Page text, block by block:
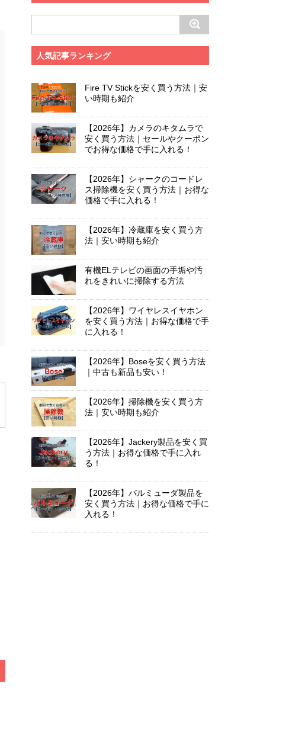
人気記事ランキング
Fire TV Stickを安く買う方法｜安
い時期も紹介
【2026年】カメラのキタムラで
安く買う方法｜セールやクーポン
でお得な価格で手に入れる！
【2026年】シャークのコードレ
ス掃除機を安く買う方法｜お得な
価格で手に入れる！
【2026年】冷蔵庫を安く買う方
法｜安い時期も紹介
有機ELテレビの画面の手垢や汚
れをきれいに掃除する方法
【2026年】ワイヤレスイヤホン
を安く買う方法｜お得な価格で手
に入れる！
【2026年】Boseを安く買う方法
｜中古も新品も安い！
【2026年】掃除機を安く買う方
法｜安い時期も紹介
【2026年】Jackery製品を安く買
う方法｜お得な価格で手に入れ
る！
【2026年】バルミューダ製品を
安く買う方法｜お得な価格で手に
入れる！